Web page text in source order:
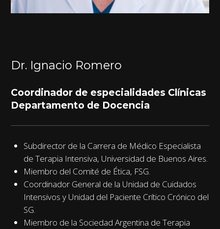
Dr. Ignacio Romero
Coordinador de especialidades Clínicas
Departamento de Docencia
Subdirector de la Carrera de Médico Especialista
de Terapia Intensiva, Universidad de Buenos Aires.
Miembro del Comité de Ética, FSG.
Coordinador General de la Unidad de Cuidados
Intensivos y Unidad del Paciente Crítico Crónico del
SG.
Miembro de la Sociedad Argentina de Terapia